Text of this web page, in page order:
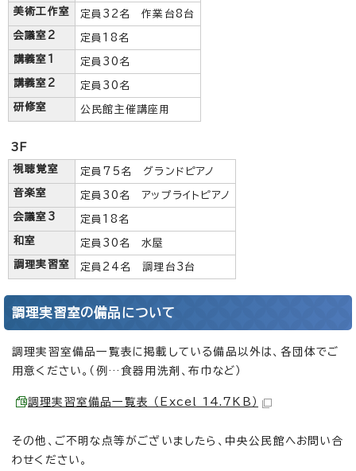
美術工作室 定員32名 作業台8台
会議室2 定員18名
講義室1 定員30名
講義室2 定員30名
研修室 公民館主催講座用
3F
視聴覚室 定員75名 グランドピアノ
音楽室 定員30名 アップライトピアノ
会議室3 定員18名
和室 定員30名 水屋
調理実習室 定員24名 調理台3台
調理実習室の備品について
調理実習室備品一覧表に掲載している備品以外は、各団体でご
用意ください。（例…食器用洗剤、布巾など）
調理実習室備品一覧表 （Excel 14.7KB）
その他、ご不明な点等がございましたら、中央公民館へお問い合
わせください。